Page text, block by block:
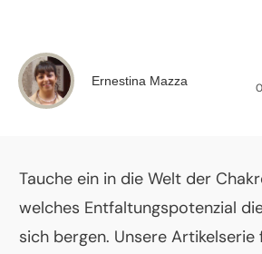
Ernestina Mazza
0
Tauche ein in die Welt der
welches Entfaltungspotenzial
sich bergen. Unsere